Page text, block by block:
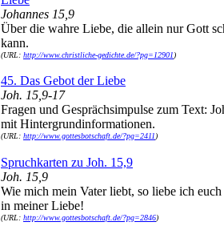
Johannes 15,9
Über die wahre Liebe, die allein nur Gott
kann.
(URL: http://www.christliche-gedichte.de/?pg=12901)
45. Das Gebot der Liebe
Joh. 15,9-17
Fragen und Gesprächsimpulse zum Text:
mit Hintergrundinformationen.
(URL: http://www.gottesbotschaft.de/?pg=2411)
Spruchkarten zu Joh. 15,9
Joh. 15,9
Wie mich mein Vater liebt, so liebe ich
in meiner Liebe!
(URL: http://www.gottesbotschaft.de/?pg=2846)